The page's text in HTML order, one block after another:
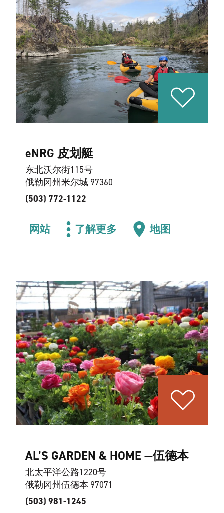
eNRG 皮划艇
东北沃尔街115号
俄勒冈州米尔城 97360
(503) 772-1122
网站 了解更多 地图
AL’S GARDEN & HOME —伍德本
北太平洋公路1220号
俄勒冈州伍德本 97071
(503) 981-1245